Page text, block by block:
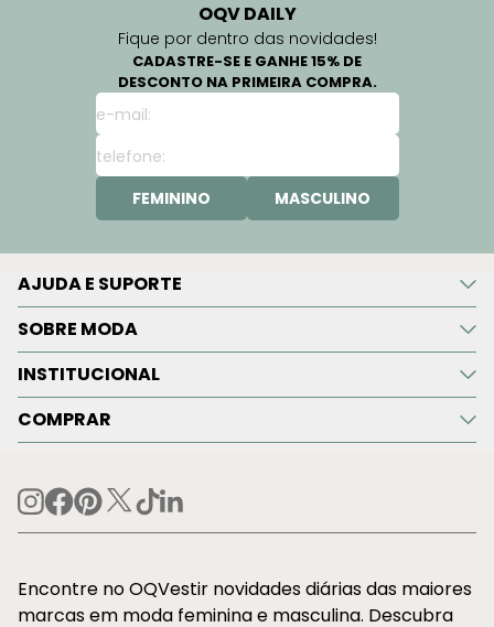
OQV DAILY
Fique por dentro das novidades!
CADASTRE-SE E GANHE 15% DE
DESCONTO NA PRIMEIRA COMPRA.
FEMININO MASCULINO
AJUDA E SUPORTE
SOBRE MODA
INSTITUCIONAL
COMPRAR
Encontre no OQVestir novidades diárias das maiores
marcas em moda feminina e masculina. Descubra